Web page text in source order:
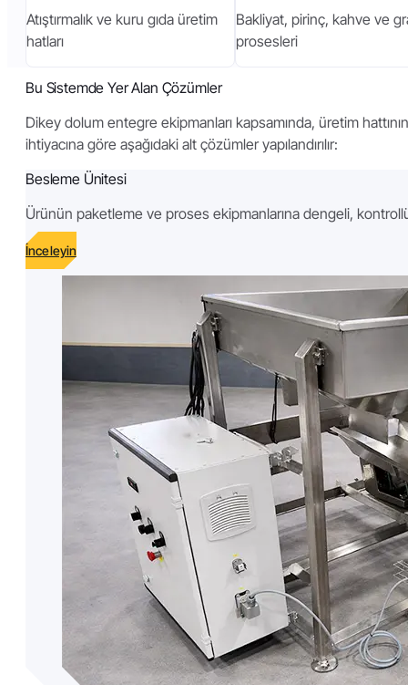
Atıştırmalık ve kuru gıda üretim
hatları
Bakliyat, pirinç, kahve ve
prosesleri
Bu Sistemde Yer Alan Çözümler
Dikey dolum entegre ekipmanları kapsamında, üretim hattının
ihtiyacına göre aşağıdaki alt çözümler yapılandırılır:
Besleme Ünitesi
Ürünün paketleme ve proses ekipmanlarına dengeli,
İnceleyin